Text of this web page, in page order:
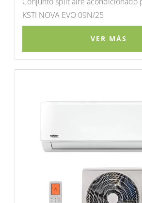
KSTI NOVA EVO 09N/25
VER MÁS